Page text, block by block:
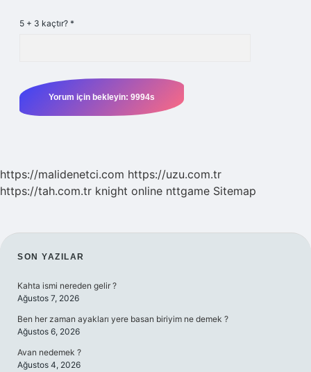
5 + 3 kaçtır? *
https://malidenetci.com https://uzu.com.tr
https://tah.com.tr knight online nttgame Sitemap
SIDEBAR
SON YAZILAR
Kahta ismi nereden gelir ?
Ağustos 7, 2026
Ben her zaman ayakları yere basan biriyim ne demek ?
Ağustos 6, 2026
Avan nedemek ?
Ağustos 4, 2026